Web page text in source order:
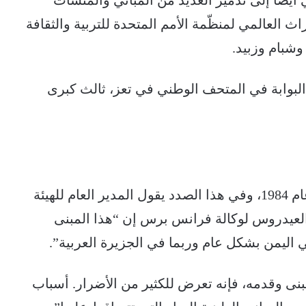
العالمي لمنظّمة الأمم المتحدة للتربية والثقافة
وزبيد.
في المتحف الوطني في تعز، ثالث كبرى
وكان قصر سيئون قد فتح أبوابه أمام الزوار عام 1984، وفي هذا الصدد يقول المدير العام للهيئة
لوكالة فرانس برس إن “هذا المبنى
اليمن بشكل عام وربما في الجزيرة العربية”.
وقدمه، فإنه تعرض للكثير من الأضرار. أسباب